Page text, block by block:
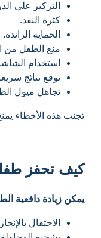
التركيز على
كثرة النقد.
الحماية الزائدة.
منع الطفل من
استخدام
توقع نتائج
تجاهل ميول
تجنب هذه الأخطاء
كيف تحفز
يمكن زيادة دافعية
الاحتفال